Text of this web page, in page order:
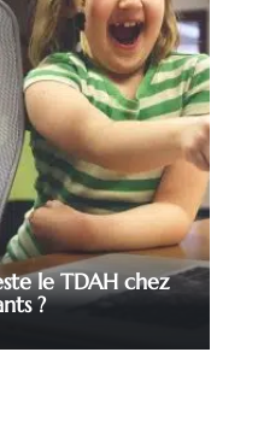
le TDAH chez
?